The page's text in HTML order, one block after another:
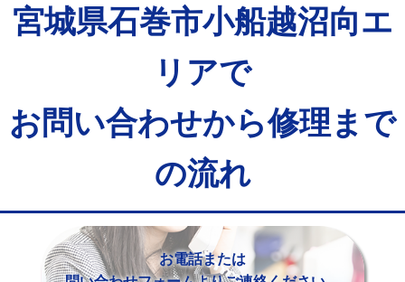
宮城県石巻市小船越沼向エ
リアで
お問い合わせから修理まで
の流れ
お電話または